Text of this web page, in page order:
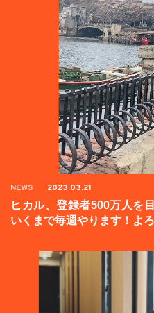
NEWS 2023.03.21
ヒカル、登録者500万人を
いくまで毎週やります！よ